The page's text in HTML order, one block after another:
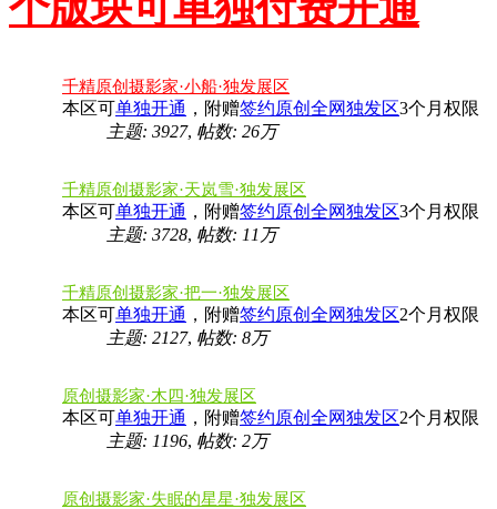
千精原创摄影家·小船·独发展区
本区可单独开通 ，附赠签约原创全网独发区3个月权限
主题: 3927, 帖数: 26万
千精原创摄影家·天岚雪·独发展区
本区可单独开通 ，附赠签约原创全网独发区3个月权限
主题: 3728, 帖数: 11万
千精原创摄影家·把一·独发展区
本区可单独开通 ，附赠签约原创全网独发区2个月权限
主题: 2127, 帖数: 8万
原创摄影家·木四·独发展区
本区可单独开通 ，附赠签约原创全网独发区2个月权限
主题: 1196, 帖数: 2万
原创摄影家·失眠的星星·独发展区